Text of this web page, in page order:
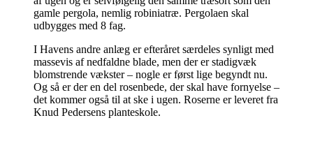
gamle pergola, nemlig robiniatræ. Pergolaen skal
udbygges med 8 fag.
I Havens andre anlæg er efteråret særdeles synligt med
massevis af nedfaldne blade, men der er stadigvæk
blomstrende vækster – nogle er først lige begyndt nu.
Og så er der en del rosenbede, der skal have fornyelse –
det kommer også til at ske i ugen. Roserne er leveret fra
Knud Pedersens planteskole.